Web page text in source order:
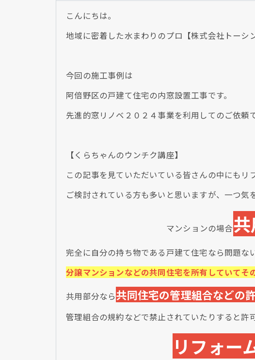
こんにちは。
地域に密着した水まわりのプロ【株式会社トーシ
今回の施工事例は
阿倍野区の戸建て住宅の内窓設置工事です。
先進的窓リノベ２０２４事業を利用してのご依頼で
【くらちゃんのウンチク講座】
この記事を見ていただいている皆さんの中にもリ
ご検討されている方も多いと思いますが、一つ気
マンションの場合
完全に自分の持ち物である戸建て住宅なら問題な
分譲マンションなどの共同住宅を所有していてそ
共用部分なら共同住宅の管理組合などの
管理組合の規約などで禁止されていたりすると許
リフォー